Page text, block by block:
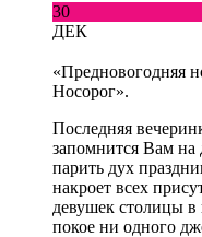
30
ДЕК
«Предновогодняя
Носорог».
Последняя
запомнится Вам на
парить дух
накроет всех
девушек столицы в
покое ни одного